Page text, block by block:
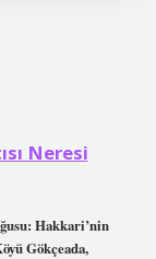
Neresi
Hakkari’nin
Gökçeada,